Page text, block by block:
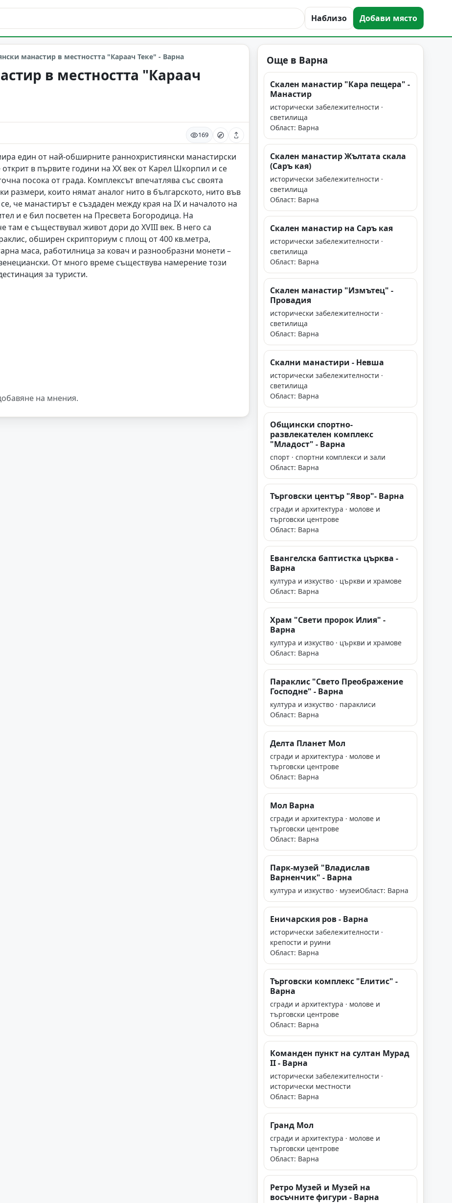
Наблизо Добави място
манастир в местността "Караач Теке" - Варна
в местността "Караач
169
един от най-обширните раннохристиянски манастирски
в първите години на XX век от Карел Шкорпил и се
посока от града. Комплексът впечатлява със своята
размери, които нямат аналог нито в българското, нито във
че манастирът е създаден между края на IX и началото на
и е бил посветен на Пресвета Богородица. На
там е съществувал живот дори до XVIII век. В него са
обширен скрипториум с площ от 400 кв.метра,
маса, работилница за ковач и разнообразни монети –
От много време съществува намерение този
за туристи.
на мнения.
Още в Варна
Скален манастир "Кара пещера" -
Манастир
исторически забележителности ·
светилища
Област: Варна
Скален манастир Жълтата скала
(Саръ кая)
исторически забележителности ·
светилища
Област: Варна
Скален манастир на Саръ кая
исторически забележителности ·
светилища
Област: Варна
Скален манастир "Измътец" -
Провадия
исторически забележителности ·
светилища
Област: Варна
Скални манастири - Невша
исторически забележителности ·
светилища
Област: Варна
Общински спортно-
развлекателен комплекс
"Младост" - Варна
спорт · спортни комплекси и зали
Област: Варна
Търговски център "Явор"- Варна
сгради и архитектура · молове и
търговски центрове
Област: Варна
Евангелска баптистка църква -
Варна
култура и изкуство · църкви и храмове
Област: Варна
Храм "Свети пророк Илия" -
Варна
култура и изкуство · църкви и храмове
Област: Варна
Параклис "Свето Преображение
Господне" - Варна
култура и изкуство · параклиси
Област: Варна
Делта Планет Мол
сгради и архитектура · молове и
търговски центрове
Област: Варна
Мол Варна
сгради и архитектура · молове и
търговски центрове
Област: Варна
Парк-музей "Владислав
Варненчик" - Варна
култура и изкуство · музеиОбласт: Варна
Еничарския ров - Варна
исторически забележителности ·
крепости и руини
Област: Варна
Търговски комплекс "Елитис" -
Варна
сгради и архитектура · молове и
търговски центрове
Област: Варна
Команден пункт на султан Мурад
II - Варна
исторически забележителности ·
исторически местности
Област: Варна
Гранд Мол
сгради и архитектура · молове и
търговски центрове
Област: Варна
Ретро Музей и Музей на
восъчните фигури - Варна